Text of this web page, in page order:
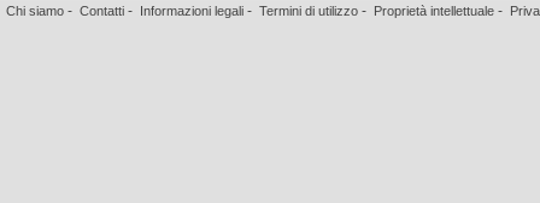
Chi siamo - Contatti - Informazioni legali - Termini di utilizzo - Proprietà intellettuale -